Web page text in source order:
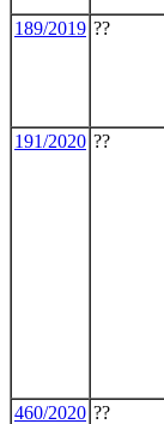
189/2019 ??
191/2020 ??
460/2020 ??